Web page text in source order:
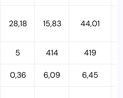
28,18 15,83 44,01
5 414 419
0,36 6,09 6,45